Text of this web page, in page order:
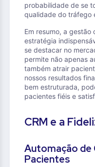
probabilidade de se
qualidade do tráfego
Em resumo, a
estratégia
se destacar no
permite não apenas
também atrair
nossos resultados
bem estruturada,
pacientes fiéis e
CRM e a
Automação de
Pacientes